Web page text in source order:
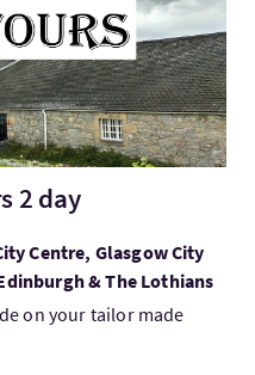
2 day
Centre, Glasgow City
& The Lothians
on your tailor made